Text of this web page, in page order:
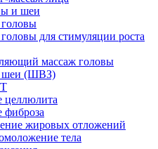
и шеи
для стимуляции роста
массаж головы
шеи (ШВЗ)
целлюлита
фиброза
жировых отложений
тела